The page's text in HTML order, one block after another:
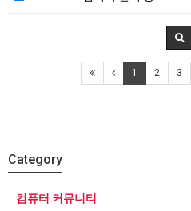
1 2 3
Category
컴퓨터 커뮤니티